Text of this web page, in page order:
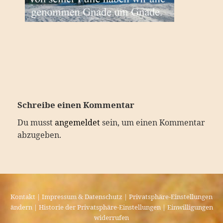
Schreibe einen Kommentar
Du musstangemeldetsein, um einen Kommentar
abzugeben.
Kontakt | Impressum & Datenschutz | Privatsphäre-Einstellungen
ändern| Historie der Privatsphäre-Einstellungen| Einwilligungen
widerrufen